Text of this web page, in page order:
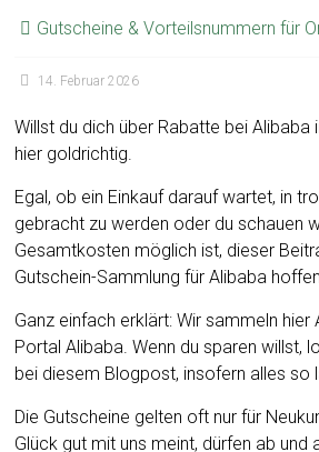
Gutscheine & Vorteilsnummern für
14. Februar 2026
Willst du dich über Rabatte bei Alibaba
hier goldrichtig.
Egal, ob ein Einkauf darauf wartet, in
gebracht zu werden oder du schauen
Gesamtkosten möglich ist, dieser
Gutschein-Sammlung für Alibaba
Ganz einfach erklärt: Wir sammeln
Portal Alibaba. Wenn du sparen willst,
bei diesem Blogpost, insofern alles so
Die Gutscheine gelten oft nur für
Glück gut mit uns meint, dürfen ab und